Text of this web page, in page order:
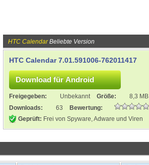
HTC CalendarBeliebte Version
HTC Calendar 7.01.591006-762011417
Freigegeben: Unbekannt Größe:
8,3 MB
Downloads:
63
Bewertung:
Geprüft: Frei von Spyware, Adware und Viren